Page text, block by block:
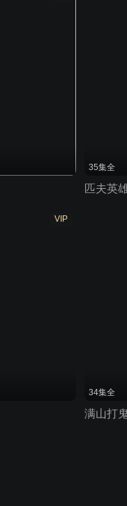
35集全
匹夫英
VIP
34集全
满山打